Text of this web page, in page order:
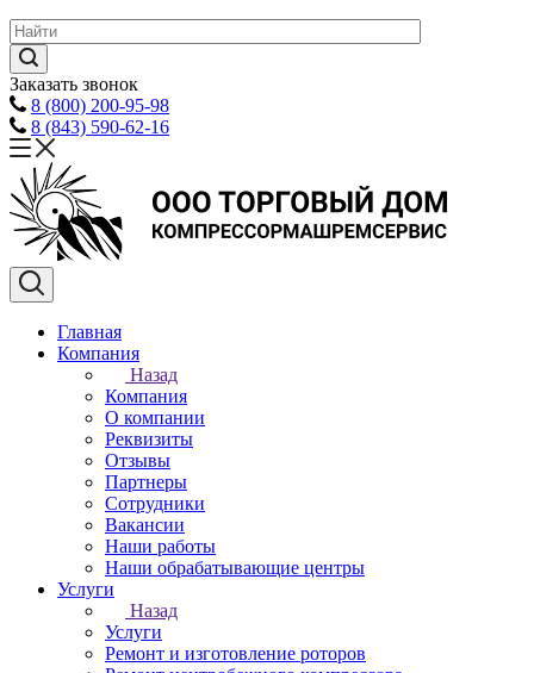
Заказать звонок
8 (800) 200-95-98
8 (843) 590-62-16
Главная
Компания
Назад
Компания
О компании
Реквизиты
Отзывы
Партнеры
Сотрудники
Вакансии
Наши работы
Наши обрабатывающие центры
Услуги
Назад
Услуги
Ремонт и изготовление роторов